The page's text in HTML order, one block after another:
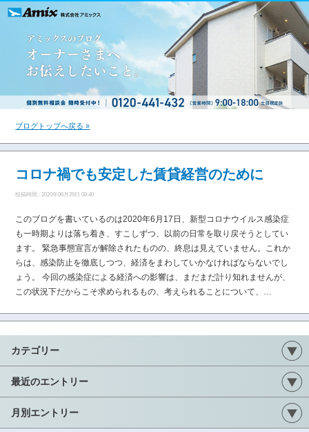
ブログトップへ戻る »
コロナ禍でも安定した賃貸経営のために
投稿時間 : 2020年06月29日 08:40
このブログを書いているのは2020年6月17日、新型コロナウイルス感染症
も一時期よりは落ち着き、すこしずつ、以前の日常を取り戻そうとしてい
ます。 緊急事態宣言が解除されたものの、終息は見えていません。これか
らは、感染防止を徹底しつつ、経済をまわしていかなければならないでし
ょう。 今回の感染症による経済への影響は、まだまだ計り知れませんが、
この状況下だからこそ求められるもの、考えられることについて、…
カテゴリー
最近のエントリー
月別エントリー